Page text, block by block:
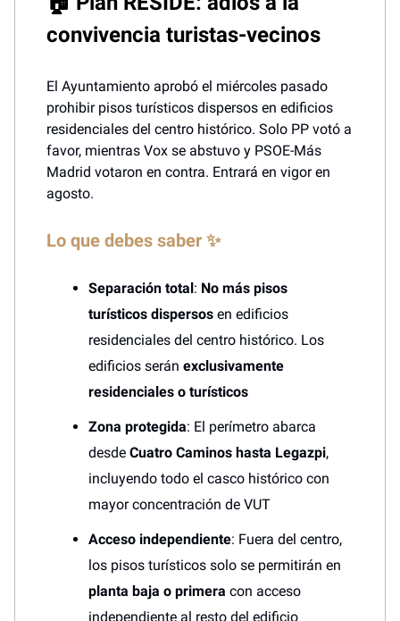
convivencia turistas-vecinos
El Ayuntamiento aprobó el miércoles pasado
prohibir pisos turísticos dispersos en edificios
residenciales del centro histórico. Solo PP votó a
favor, mientras Vox se abstuvo y PSOE-Más
Madrid votaron en contra. Entrará en vigor en
agosto.
Lo que debes saber ✨
Separación total: No más pisos
turísticos dispersos en edificios
residenciales del centro histórico. Los
edificios serán exclusivamente
residenciales o turísticos
Zona protegida: El perímetro abarca
desde Cuatro Caminos hasta Legazpi,
incluyendo todo el casco histórico con
mayor concentración de VUT
Acceso independiente: Fuera del centro,
los pisos turísticos solo se permitirán en
planta baja o primera con acceso
independiente al resto del edificio